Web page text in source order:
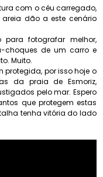
com o céu carregado,
dão a este cenário
para fotografar melhor,
de um carro e
Muito.
por isso hoje o
da praia de Esmoriz,
pelo mar. Espero
que protegem estas
tenha vitória do lado